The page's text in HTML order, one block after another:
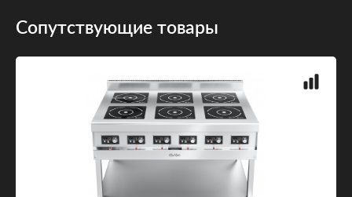
Сопутствующие товары